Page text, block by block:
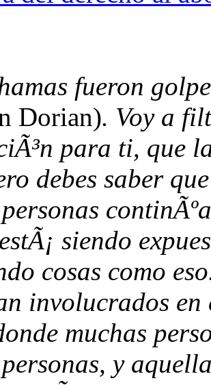
fueron
Dorian). Voy a
para ti, que
debes saber
siendo
cosas como
involucrados en
muchas
y